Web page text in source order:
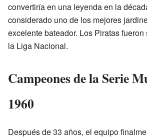
convertiría en una leyenda en la
considerado uno de los mejores
excelente bateador. Los Piratas
la Liga Nacional.
Campeones de la Serie
1960
Después de 33 años, el equipo